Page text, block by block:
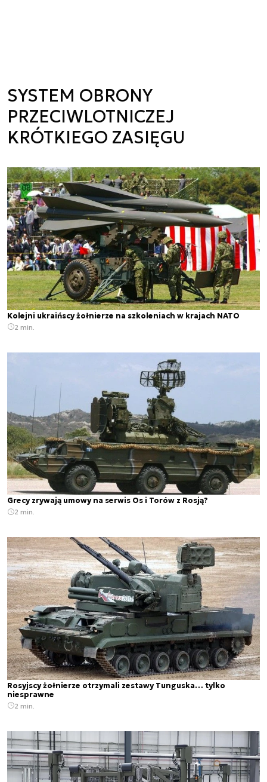
SYSTEM OBRONY
PRZECIWLOTNICZEJ
KRÓTKIEGO ZASIĘGU
Kolejni ukraińscy żołnierze na szkoleniach w krajach NATO
2 min.
Grecy zrywają umowy na serwis Os i Torów z Rosją?
2 min.
Rosyjscy żołnierze otrzymali zestawy Tunguska… tylko
niesprawne
2 min.